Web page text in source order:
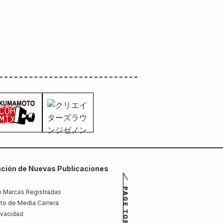
de Nuevas Publicaciones
Marcas Registradas
de Media Carrera